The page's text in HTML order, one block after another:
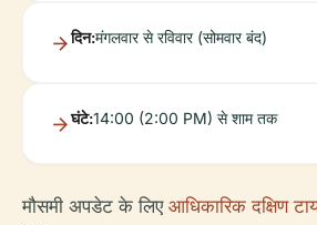
दिन:मंगलवार से रविवार (सोमवार बंद)
घंटे:14:00 (2:00 PM) से शाम तक
मौसमी अपडेट के लिए आधिकारिक दक्षिण